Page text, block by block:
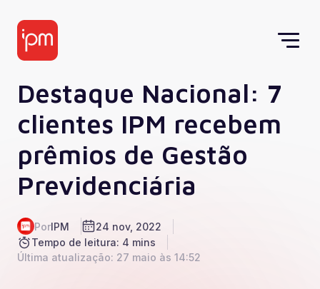
Destaque Nacional: 7
clientes IPM recebem
prêmios de Gestão
Previdenciária
PorIPM
24 nov, 2022
Tempo de leitura: 4 mins
Última atualização: 27 maio às 14:52